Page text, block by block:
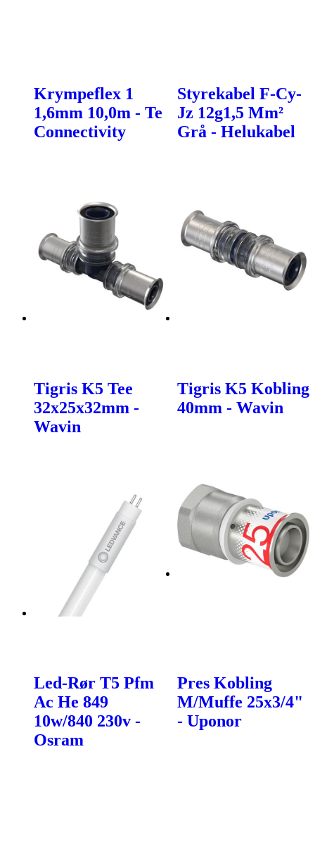
Krympeflex 1
1,6mm 10,0m - Te
Connectivity
Styrekabel F-Cy-
Jz 12g1,5 Mm²
Grå - Helukabel
Tigris K5 Tee
32x25x32mm -
Wavin
Tigris K5 Kobling
40mm - Wavin
Led-Rør T5 Pfm
Ac He 849
10w/840 230v -
Osram
Pres Kobling
M/Muffe 25x3/4"
- Uponor